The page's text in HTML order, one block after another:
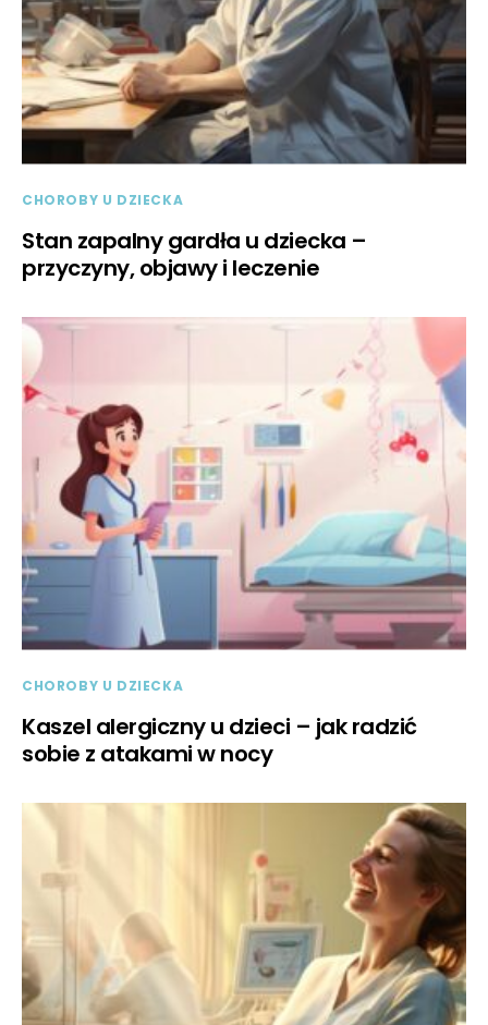
CHOROBY U DZIECKA
Stan zapalny gardła u dziecka –
przyczyny, objawy i leczenie
CHOROBY U DZIECKA
Kaszel alergiczny u dzieci – jak radzić
sobie z atakami w nocy